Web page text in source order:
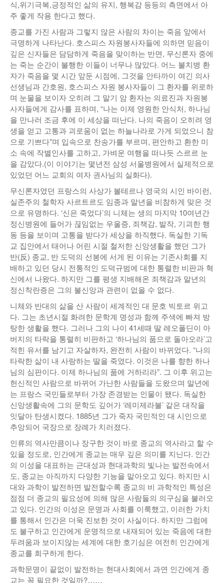
식,위기극복,긍정적인 삶의 유지, 행복감 등등의 측면에서 아
주 좋게 작용 한다고 했다.
종교를 가진 사람과 그렇지 않은 사람의 차이는 죽음 앞에서
극명하게 나타난다. 호스피스 자원봉사자들에 의하면 믿음이
깊은 신자들은 담담하게 죽음을 맞이하는 반면, 무신론자 중에
는 죽는 순간이 불행한 이들이 너무나 많았다. 어느 불치병 환
자가 죽음을 몇 시간 앞둔 시점에, 그것을 안타까이 여긴 의사
선생님과 간호원, 호스피스 자원 봉사자들이 그 환자를 위로하
며 눈물을 보이자 오히려 그 말기 암 환자는 의료진과 자원봉
사자들에게 감사를 표하며, “나는 이제 영원한 안식처, 하나님
을 만나러 조금 후에 이 세상을 떠난다. 나의 죽음이 오히려 영
생을 얻고 고통과 괴로움이 없는 하늘나라로 가게 되었으니 참
으로 기쁘다”며 입속으로 찬송가를 부르며, 편안하고 환한 미
소 속에 작별인사를 고하고, 가벼운 여행을 떠나듯 스르르 눈
을 감았다.(이 이야기는 몇년전 삼성 서울병원에서 실제적으로
있었던 어느 교회의 여자 권사님의 실화다).
무신론자였던 프랑스의 사상가 볼테르나 영국의 시인 바이런,
실존주의 철학자 사르트르도 임종과 말년을 비참하게 맞은 것
으로 유명하다. ‘신은 죽었다’의 니체는 생의 마지막 10여년간
정신병원에 들어가 끊임없는 우울증, 죄책감, 발작, 기괴한 행
동 등을 보이며 고통을 받다가 세상을 하직했다. 독실한 기독
교 집안에서 태어나 어린 시절 철저한 신앙생활을 했던 그가
반(反) 종교, 반 도덕의 선봉에 서게 된 이유는 기존사회를 지
배하고 있던 당시 전통적인 도덕규범에 대한 통렬한 비판과 혁
신에서 나왔다. 하지만 그를 평생 지배해온 죄책감과 말년의
정신착란증은 그의 불신앙과 관련이 없을 수 없다.
니체와 반대의 삶을 산 사람이 세계적인 대 문호 빅토르 위고
다. 그는 초년시절 화려한 문학계 명성과 함께 주색에 빠져 방
탕한 생활을 했다. 그러나 그의 나이 41세때 딸 레오폴딘이 아
버지의 타락을 통렬히 비판하고 ‘하나님의 품으로 돌아오라’고
적힌 유서를 남기고 자살하자, 완전히 사람이 바뀌었다. “나의
타락한 삶이 내 사랑하는 딸을 죽였다. 이것은 나를 향한 하나
님의 심판이다. 이제 하나님의 품에 거하리라”. 그 이후 위고는
헌신적인 사람으로 바뀌어 가난한 사람들을 도왔으며 말년에
는 프랑스 국민들로부터 가장 존경받는 인물이 됐다. 독실한
신앙생활속에 그의 문학도 깊어가 ‘레미제라불’ 같은 대작을
잇달아 탄생시켰다. 1885년 그가 죽자 국민적인 대 시인으로
추앙되어 국장으로 장례가 치러졌다.
인류의 역사만큼이나 장구한 것이 바로 종교의 역사라고 할 수
있을 정도로, 인간에게 종교는 매우 깊은 의미를 지닌다. 인간
의 이성을 대표하는 근대성과 현대과학의 빛나는 발전속에서
도, 종교는 아직까지 다양한 기능을 맡아오고 있다. 하지만 시
대와 과학이 발전하면 발전할수록 종교의 비 과학적인 특성은
점점 더 종교의 필요성에 의해 많은 사람들의 의구심을 불러오
고 있다. 인간의 이성은 문명과 사회를 이룩했고, 이러한 가치
를 통해서 인간은 더욱 진보한 것이 사실이다. 하지만 그럼에
도 불구하고 인간에게 운명적으로 내재되어 있는 죽음에 대한
두려움과 보이지않는 세계에 대한 호기심은 여전히 인간에게
종교를 희구하게 한다.
과학문명이 끝없이 발전하는 현대사회에서 과연 인간에게 종
교는 꼭 필요한 것일까?……